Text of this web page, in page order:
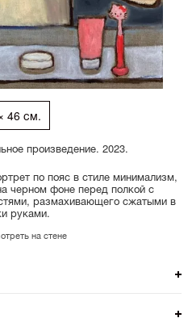
46 см.
произведение. 2023.
по пояс в стиле минимализм,
черном фоне перед полкой с
размахивающего сжатыми в
руками.
на стене
мы